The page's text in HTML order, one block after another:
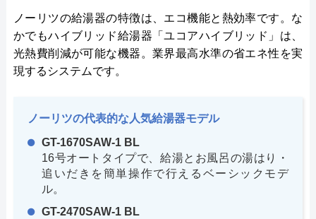
ノーリツの給湯器の特徴は、エコ機能と熱効率です。な
かでもハイブリッド給湯器「ユコアハイブリッド」は、
光熱費削減が可能な機器。業界最高水準の省エネ性を実
現するシステムです。
ノーリツの代表的な人気給湯器モデル
GT-1670SAW-1 BL
16号オートタイプで、給湯とお風呂の湯はり・
追いだきを簡単操作で行えるベーシックモデ
ル。
GT-2470SAW-1 BL